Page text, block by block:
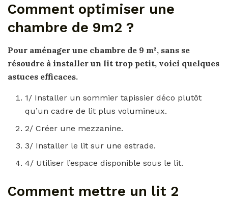
Comment optimiser une
chambre de 9m2 ?
Pour aménager une chambre de 9 m², sans se
résoudre à installer un lit trop petit, voici quelques
astuces efficaces.
1/ Installer un sommier tapissier déco plutôt
qu’un cadre de lit plus volumineux.
2/ Créer une mezzanine.
3/ Installer le lit sur une estrade.
4/ Utiliser l’espace disponible sous le lit.
Comment mettre un lit 2